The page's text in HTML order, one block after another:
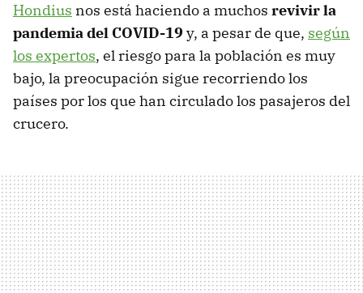
Hondius nos está haciendo a muchos revivir la
pandemia del COVID-19 y, a pesar de que, según
los expertos, el riesgo para la población es muy
bajo, la preocupación sigue recorriendo los
países por los que han circulado los pasajeros del
crucero.